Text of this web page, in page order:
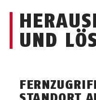
UND